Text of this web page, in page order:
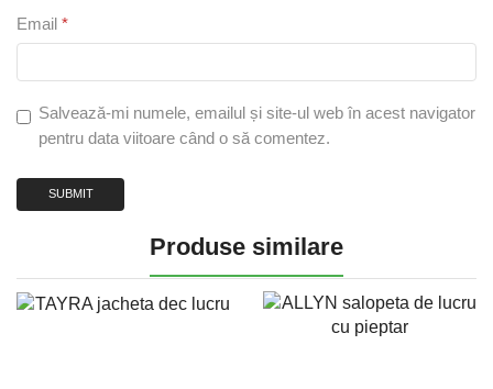
Email *
Salvează-mi numele, emailul și site-ul web în acest navigator
pentru data viitoare când o să comentez.
Produse similare